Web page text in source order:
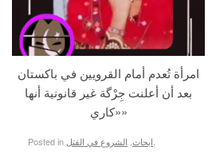
امرأة تُعدم أمام القرويين في باكستان
بعد أن أعلنت جِرْگة غير قانونية أنها
«كاري»
Posted in ابحاث الشروع في القتل